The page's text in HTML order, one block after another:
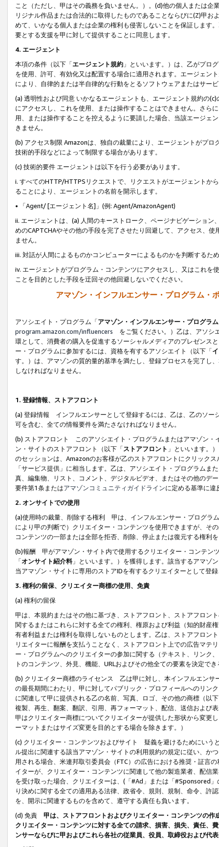
こと（ただし、甲はその義務を負いません。）。(d)他の個人または
リジナル作品または合法的に取得したものであることならびに(Z)甲
めて、いかなる個人または企業の権利も侵害しないことを保証します
要とする支援を甲に対して提供することに同意します。
4. エージェント
本項の条件（以下「エージェント規約 」といいます。）は、乙がプロ
を使用、許可、有効化又は配置する場合に適用されます。エージェン
により、自律的または半自律的な行動をとるソフトウェアまたはサー
(a) 透明性および同意 いかなるエージェントも、エージェント規約の
にアクセスし、これを使用、または操作することはできません。さら
用、または操作することを控えるように要請した場合、当該エージェ
きません。
(b) アクセス制限 Amazonは、独自の裁量により、エージェントがプ
技術的手段などによって制限する場合があります。
(c) 技術的要件 エージェントは以下を行う必要があります。
i. すべてのHTTP/HTTPSリクエストで、リクエストがエージェントか
ることにより、エージェントの名前を開示します。
• 「Agent/ [エージェント名]」(例: Agent/AmazonAgent)
ii. エージェントは、(a) 人間のキーストローク、ページナビゲーショ
めのCAPTCHAやその他の手段を完了させたり回避して、アクセス、
ません。
iii. 対話が人間によるものかコンピューターによるものかを判断するた
iv. エージェントがプログラム・コンテンツにアクセスし、又はこれ
ことを目的とした手段を迂回その他回避しないでください。
アマゾン・インフルエンサー・プログラム・
アソシエイト・プログラム「アマゾン・インフルエンサー・プログラム
program.amazon.com/influencers をご覧ください。）乙は、アソシ
環として、消費者の購入を促進するソーシャルメディアのプレゼンス
ー・プログラムに参加するには、資格を有するアソシエイト（以下「
す。）は、アマゾンの質的量的基準を満たし、登録プロセスを完了し、
しなければなりません。
1. 登録情報、ストアフロント
(a) 登録情報 インフルエンサーとして登録するには、乙は、乙のソー
可を含む、全ての情報要件を満たさなければなりません。
(b) ストアフロント このアソシエイト・プログラムまたはアマゾン・
ン・サイトのストアフロント（以下「ストアフロント 」といいます。
のセッションは、Amazonのお客様が乙のストアフロントにクリック
「サービス提供」に相当します。乙は、アソシエイト・プログラム
真、編集物、リスト、コメント、デジタルビデオ、またはその他のデ
要件第1条またはアマゾンコミュニティガイドラインに定める基準に違
2. オンサイトでの使用
(a)使用時の裁量、削除する権利 甲は、インフルエンサー・プログラ
により甲の判断で）クリエイター・コンテンツを使用できますが、そ
コンテンツの一部または全部を拒否、削除、停止または復元する権利
(b)報酬 甲がアマゾン・サイト内で使用するクリエイター・コンテン
「オンサイト紹介料」といいます。）を獲得します。該当するアマゾ
当アマゾン・サイトに専用のストアIDを有するクリエイターとして登
3. 権利の留保、クリエイター商標の使用、免責
(a) 権利の留保
甲は、本規約またはその他に基づき、ストアフロント、ストアフロン
関するまたはこれらに対する全ての権利、権原および利益（知的財産
有者利益または権利を取得しないものとします。乙は、ストアフロン
リエイターに報酬を支払うことなく、ストアフロント上での広告マテ
ー・プログラムへのクリエイターの参加に関する（テキスト、リンク
トのコンテンツ、外見、機能、URLおよびその他全ての要素を決定で
(b) クリエイター商標のライセンス 乙は甲に対し、本インフルエンサ
の最長期間にわたり、甲に対してパブリック・プロフィールへのリン
に関連して甲に提供される乙の名前、写真、ロゴ、その他の商標（以
複製、再生、翻案、翻訳、引用、再フォーマット、配信、送信および
甲はクリエイター商標についてクリエイターが提供した形状から変更
ーマットまたはサイズ変更を目的とする場合を除きます。）
(c) クリエイター・コンテンツおよびサイト 疑義を避けるためにいう
ル提出に関連する該当アマゾン・サイトの利用規約の規定に従い、か
用される場合、米連邦取引委員会（FTC）の広告における推奨・証言
イターが、クリエイター・コンテンツに関連して他の製造業者、配信
を受け取った場合、クリエイターは、(「#Ad」または「#Sponsored
り決めに関する全ての適用ある法律、政省令、規則、規制、命令、許
を、開示に関連するものを含めて、遵守する責任も負います。
(d) 免責 甲は、ストアフロントおよびクリエイター・コンテンツの
クリエイター・コンテンツに対する全ての請求、損害、損失、責任、
ンサーならびに甲およびこれら各社の従業員、役員、取締役および代